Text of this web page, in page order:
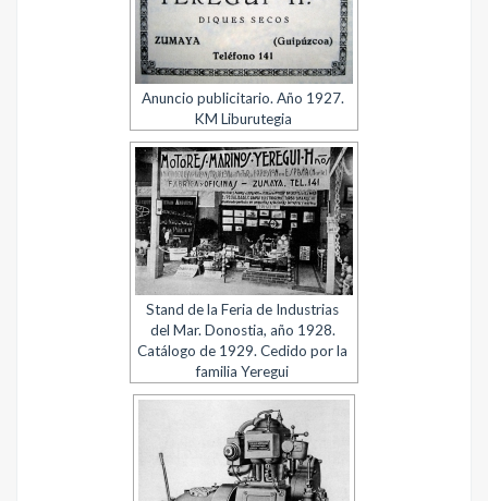
Anuncio publicitario. Año 1927.
KM Liburutegia
Stand de la Feria de Industrias
del Mar. Donostia, año 1928.
Catálogo de 1929. Cedido por la
familia Yeregui